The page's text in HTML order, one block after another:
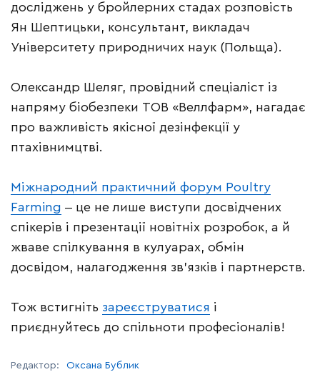
досліджень у бройлерних стадах розповість
Ян Шептицьки, консультант, викладач
Університету природничих наук (Польща).
Олександр Шеляг, провідний спеціаліст із
напряму біобезпеки ТОВ «Веллфарм», нагадає
про важливість якісної дезінфекції у
птахівнимцтві.
Міжнародний практичний форум Poultry
Farming ‒ це не лише виступи досвідчених
спікерів і презентації новітніх розробок, а й
жваве спілкування в кулуарах, обмін
досвідом, налагодження зв’язків і партнерств.
Тож встигніть зареєструватися і
приєднуйтесь до спільноти професіоналів!
Редактор: Оксана Бублик